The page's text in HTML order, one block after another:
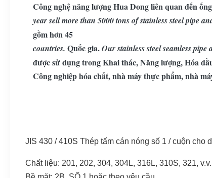
Công nghệ năng lượng Hua Dong liên quan đến
year sell more than 5000 tons of stainless steel pipe
gồm hơn 45
countries. Quốc gia.Our stainless steel seamless
được sử dụng trong Khai thác, Năng lượng, Hóa
Công nghiệp hóa chất, nhà máy thực phẩm, nhà
JIS 430 / 410S Thép tấm cán nóng số 1 / cuộn cho
Chất liệu: 201, 202, 304, 304L, 316L, 310S, 321, v.v.